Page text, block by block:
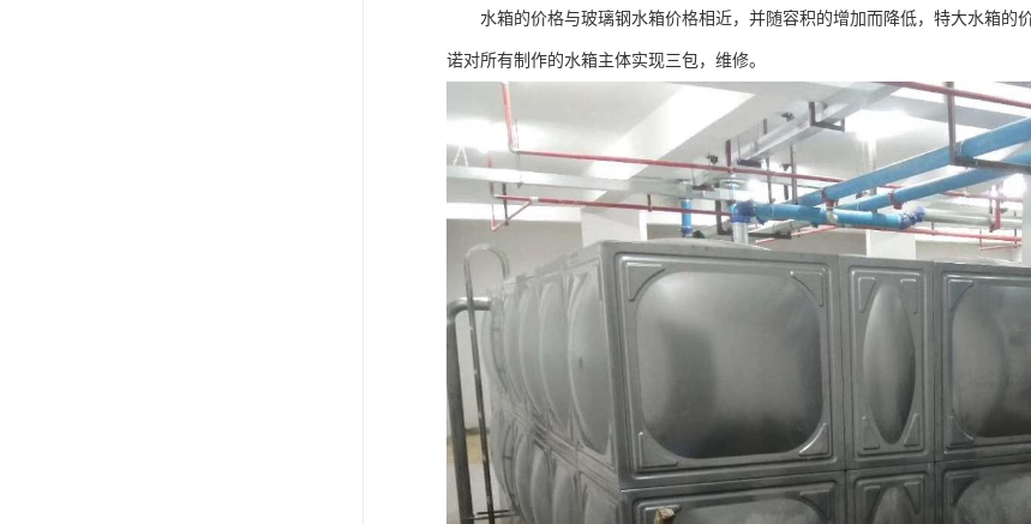
水箱的价格与玻璃钢水箱价格相近，并随容积的增加而降低，特大水箱的
诺对所有制作的水箱主体实现三包，维修。